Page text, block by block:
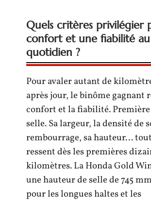
Quels critères privilégier
confort et une fiabilité au
quotidien ?
Pour avaler autant de
après jour, le binôme gagnant
confort et la fiabilité. Première
selle. Sa largeur, la densité de
rembourrage, sa hauteur…
ressent dès les premières
kilomètres. La Honda Gold
une hauteur de selle de 745
pour les longues haltes et les